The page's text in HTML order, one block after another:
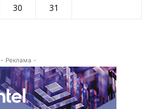
30
31
- Реклама -